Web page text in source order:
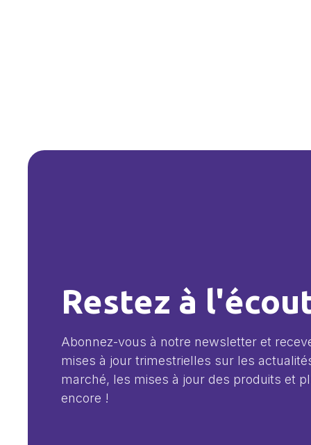
Restez à
Abonnez-vous à notre newsletter et
mises à jour trimestrielles sur les
marché, les mises à jour des produits et
encore !